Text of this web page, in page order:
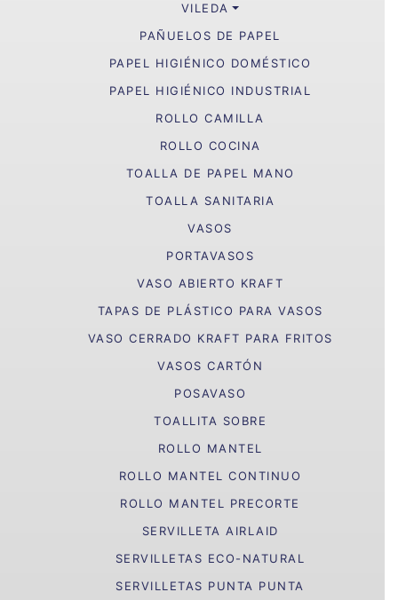
VILEDA
PAÑUELOS DE PAPEL
PAPEL HIGIÉNICO DOMÉSTICO
PAPEL HIGIÉNICO INDUSTRIAL
ROLLO CAMILLA
ROLLO COCINA
TOALLA DE PAPEL MANO
TOALLA SANITARIA
VASOS
PORTAVASOS
VASO ABIERTO KRAFT
TAPAS DE PLÁSTICO PARA VASOS
VASO CERRADO KRAFT PARA FRITOS
VASOS CARTÓN
POSAVASO
TOALLITA SOBRE
ROLLO MANTEL
ROLLO MANTEL CONTINUO
ROLLO MANTEL PRECORTE
SERVILLETA AIRLAID
SERVILLETAS ECO-NATURAL
SERVILLETAS PUNTA PUNTA